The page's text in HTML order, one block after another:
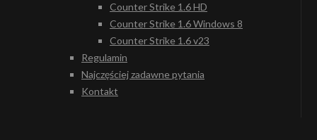
Counter Strike 1.6 HD
Counter Strike 1.6 Windows 8
Counter Strike 1.6 v23
Regulamin
Najczęściej zadawne pytania
Kontakt